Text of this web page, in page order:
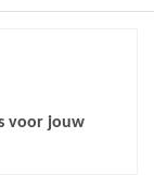
voor jouw